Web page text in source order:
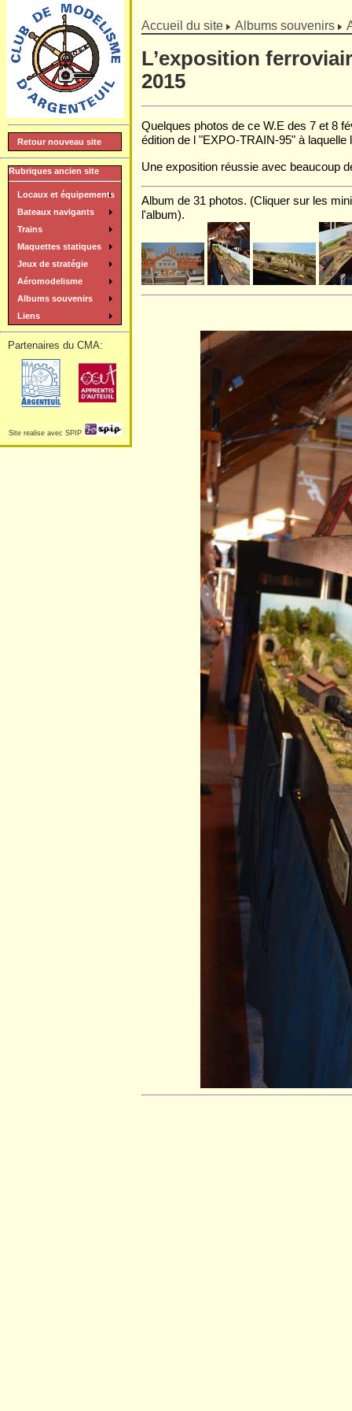
] Accueil du site Albums souvenirs
L’exposition
2015
Quelques photos de ce W.E des 7 et 8
édition de l "EXPO-TRAIN-95" à laquelle
Une exposition réussie avec beaucoup
Album de 31 photos. (Cliquer sur les
l'album).
Retour nouveau site
Rubriques ancien site
Locaux et équipements
Bateaux navigants
Trains
Maquettes statiques
Jeux de stratégie
Aéromodelisme
Albums souvenirs
Liens
Partenaires du CMA:
Site realise avec SPIP